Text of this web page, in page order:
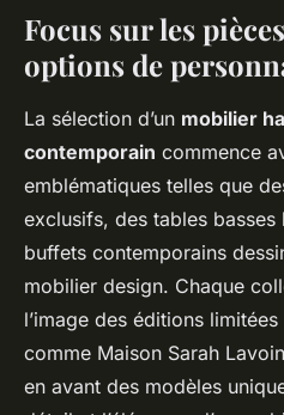
Focus sur les
options de
La sélection d’un mobilier
contemporain commence
emblématiques telles que
exclusifs, des tables
buffets contemporains
mobilier design. Chaque
l’image des éditions
comme Maison Sarah
en avant des modèles